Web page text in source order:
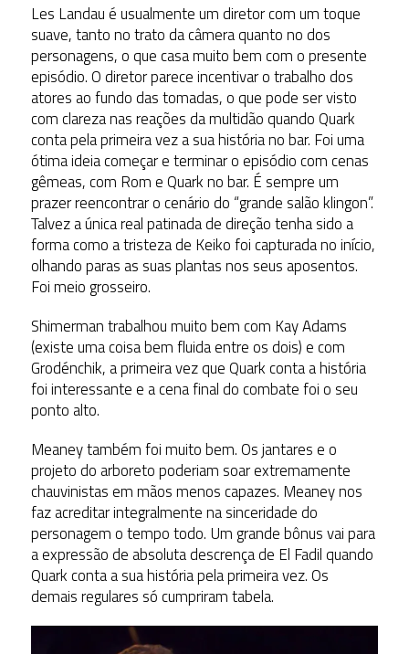
Les Landau é usualmente um diretor com um toque
suave, tanto no trato da câmera quanto no dos
personagens, o que casa muito bem com o presente
episódio. O diretor parece incentivar o trabalho dos
atores ao fundo das tomadas, o que pode ser visto
com clareza nas reações da multidão quando Quark
conta pela primeira vez a sua história no bar. Foi uma
ótima ideia começar e terminar o episódio com cenas
gêmeas, com Rom e Quark no bar. É sempre um
prazer reencontrar o cenário do “grande salão klingon”.
Talvez a única real patinada de direção tenha sido a
forma como a tristeza de Keiko foi capturada no início,
olhando paras as suas plantas nos seus aposentos.
Foi meio grosseiro.
Shimerman trabalhou muito bem com Kay Adams
(existe uma coisa bem fluida entre os dois) e com
Grodénchik, a primeira vez que Quark conta a história
foi interessante e a cena final do combate foi o seu
ponto alto.
Meaney também foi muito bem. Os jantares e o
projeto do arboreto poderiam soar extremamente
chauvinistas em mãos menos capazes. Meaney nos
faz acreditar integralmente na sinceridade do
personagem o tempo todo. Um grande bônus vai para
a expressão de absoluta descrença de El Fadil quando
Quark conta a sua história pela primeira vez. Os
demais regulares só cumpriram tabela.